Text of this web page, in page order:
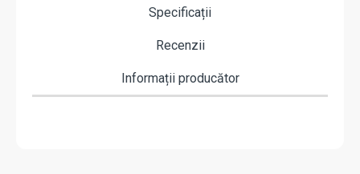
Specificații
Recenzii
Informații producător